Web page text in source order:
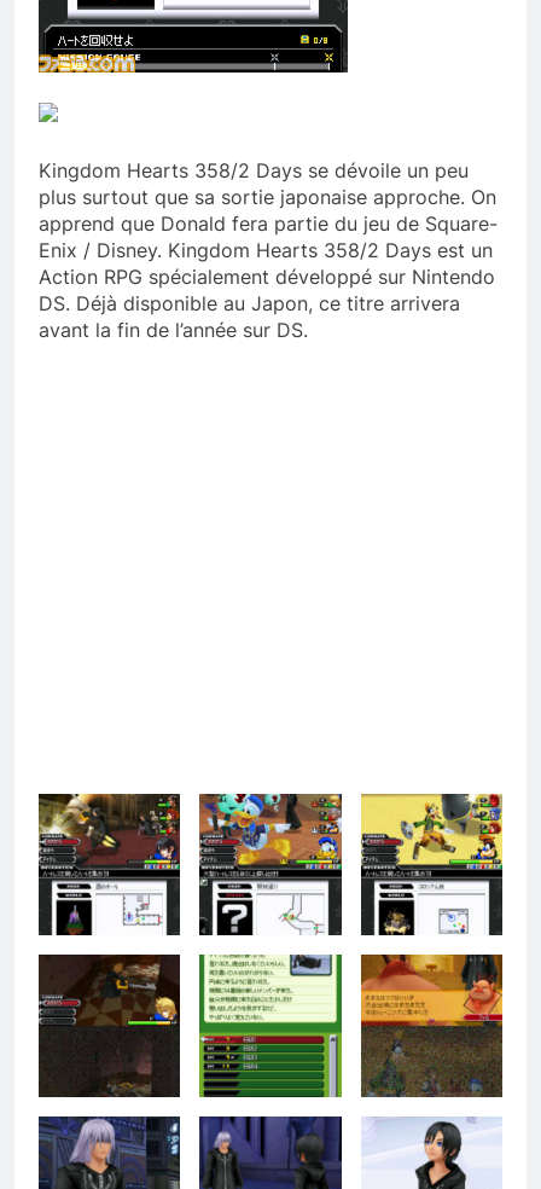
Kingdom Hearts 358/2 Days se dévoile un peu
plus surtout que sa sortie japonaise approche. On
apprend que Donald fera partie du jeu de Square-
Enix / Disney. Kingdom Hearts 358/2 Days est un
Action RPG spécialement développé sur Nintendo
DS. Déjà disponible au Japon, ce titre arrivera
avant la fin de l’année sur DS.